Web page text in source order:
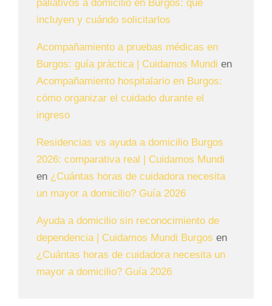
paliativos a domicilio en Burgos: qué
incluyen y cuándo solicitarlos
Acompañamiento a pruebas médicas en
Burgos: guía práctica | Cuidamos Mundi en
Acompañamiento hospitalario en Burgos:
cómo organizar el cuidado durante el
ingreso
Residencias vs ayuda a domicilio Burgos
2026: comparativa real | Cuidamos Mundi
en ¿Cuántas horas de cuidadora necesita
un mayor a domicilio? Guía 2026
Ayuda a domicilio sin reconocimiento de
dependencia | Cuidamos Mundi Burgos en
¿Cuántas horas de cuidadora necesita un
mayor a domicilio? Guía 2026